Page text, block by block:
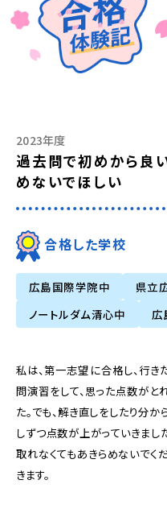
2023年度
過去問で初めから良
めないでほしい
合格した学校
広島国際学院中 県立
ノートルダム清心中
広
私は、第一志望に合格し、行き
問演習をして、思った点数がと
た。でも、解き直しをしたり分
しずつ点数が上がっていきまし
取れなくてもあきらめないでく
きます。